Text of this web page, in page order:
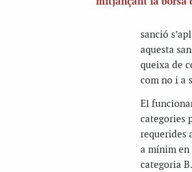
sanció
aquesta
queixa de
com no i a
El
categories
requerides
a mínim en
categoria